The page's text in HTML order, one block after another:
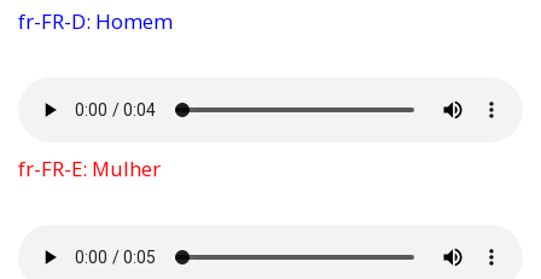
fr-FR-D: Homem
fr-FR-E: Mulher